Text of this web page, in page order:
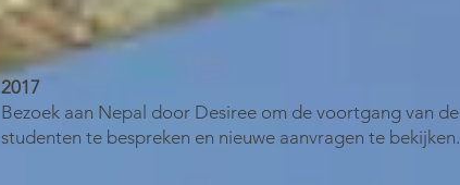
2017
Bezoek aan Nepal door Desiree om de voortgang van de
studenten te bespreken en nieuwe aanvragen te bekijken.